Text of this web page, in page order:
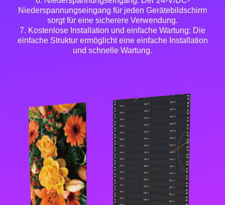
Niederspannungseingang für jeden Gerätebildschirm
sorgt für eine sicherere Verwendung.
7. Kostenlose Installation und einfache Wartung: Die
einfache Struktur ermöglicht eine einfache Installation
und schnelle Wartung.